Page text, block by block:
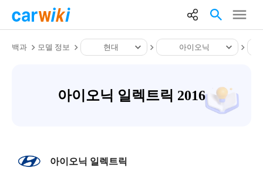
백과 모델 정보 현대 아이오닉
아이오닉 일렉트릭 2016
아이오닉 일렉트릭